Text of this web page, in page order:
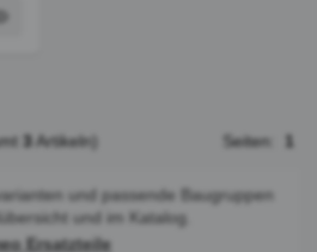
3 Artikeln) Seiten: 1
und passende Baugruppen
und im Katalog.
Ersatzteile